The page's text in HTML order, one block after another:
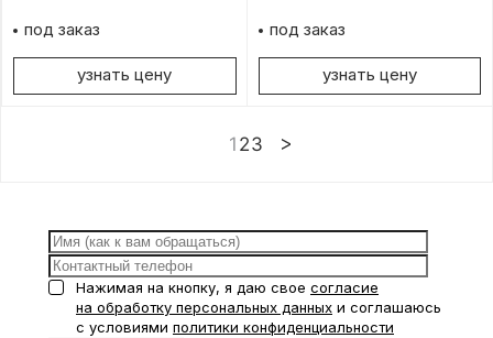
под заказ
узнать цену
под заказ
узнать цену
1 23
Нажимая на кнопку, я даю свое согласие
на обработку персональных данных и соглашаюсь
с условиями политики конфиденциальности